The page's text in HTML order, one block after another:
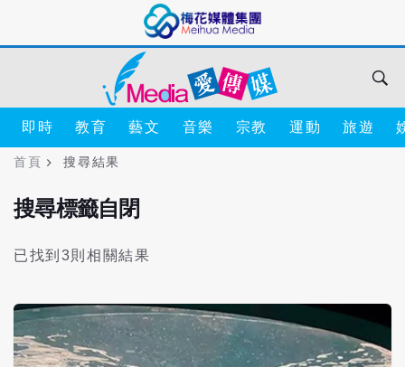
即時 教育 藝文 音樂 宗教 運動 旅遊
首頁 搜尋結果
搜尋標籤自閉
已找到3則相關結果